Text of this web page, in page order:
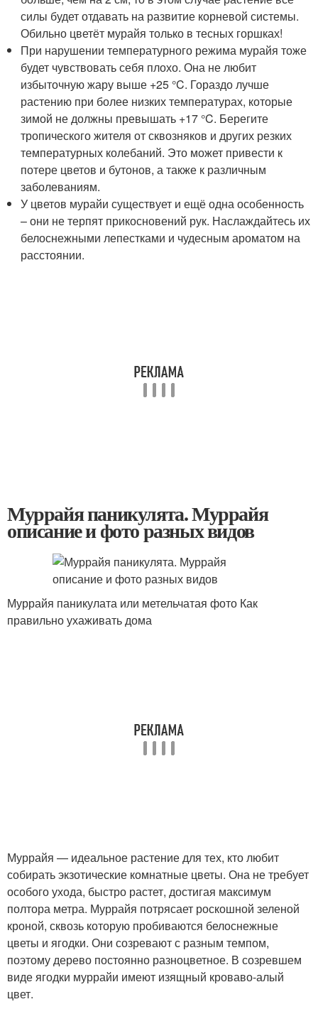
силы будет отдавать на развитие корневой системы.
Обильно цветёт мурайя только в тесных горшках!
При нарушении температурного режима мурайя тоже
будет чувствовать себя плохо. Она не любит
избыточную жару выше +25 °C. Гораздо лучше
растению при более низких температурах, которые
зимой не должны превышать +17 °C. Берегите
тропического жителя от сквозняков и других резких
температурных колебаний. Это может привести к
потере цветов и бутонов, а также к различным
заболеваниям.
У цветов мурайи существует и ещё одна особенность
– они не терпят прикосновений рук. Наслаждайтесь их
белоснежными лепестками и чудесным ароматом на
расстоянии.
Муррайя паникулята. Муррайя
описание и фото разных видов
Муррайя паникулата или метельчатая фото Как
правильно ухаживать дома
Муррайя — идеальное растение для тех, кто любит
собирать экзотические комнатные цветы. Она не требует
особого ухода, быстро растет, достигая максимум
полтора метра. Муррайя потрясает роскошной зеленой
кроной, сквозь которую пробиваются белоснежные
цветы и ягодки. Они созревают с разным темпом,
поэтому дерево постоянно разноцветное. В созревшем
виде ягодки муррайи имеют изящный кроваво-алый
цвет.